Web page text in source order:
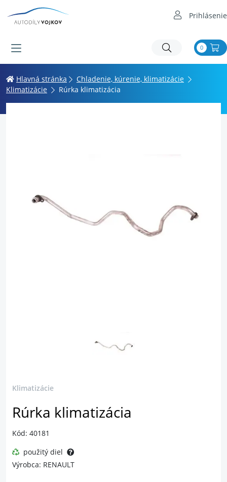
Prihlásenie
0
Hlavná stránka
Chladenie, kúrenie, klimatizácie
Klimatizácie
Rúrka klimatizácia
Klimatizácie
Rúrka klimatizácia
Kód: 40181
použitý diel
Výrobca: RENAULT